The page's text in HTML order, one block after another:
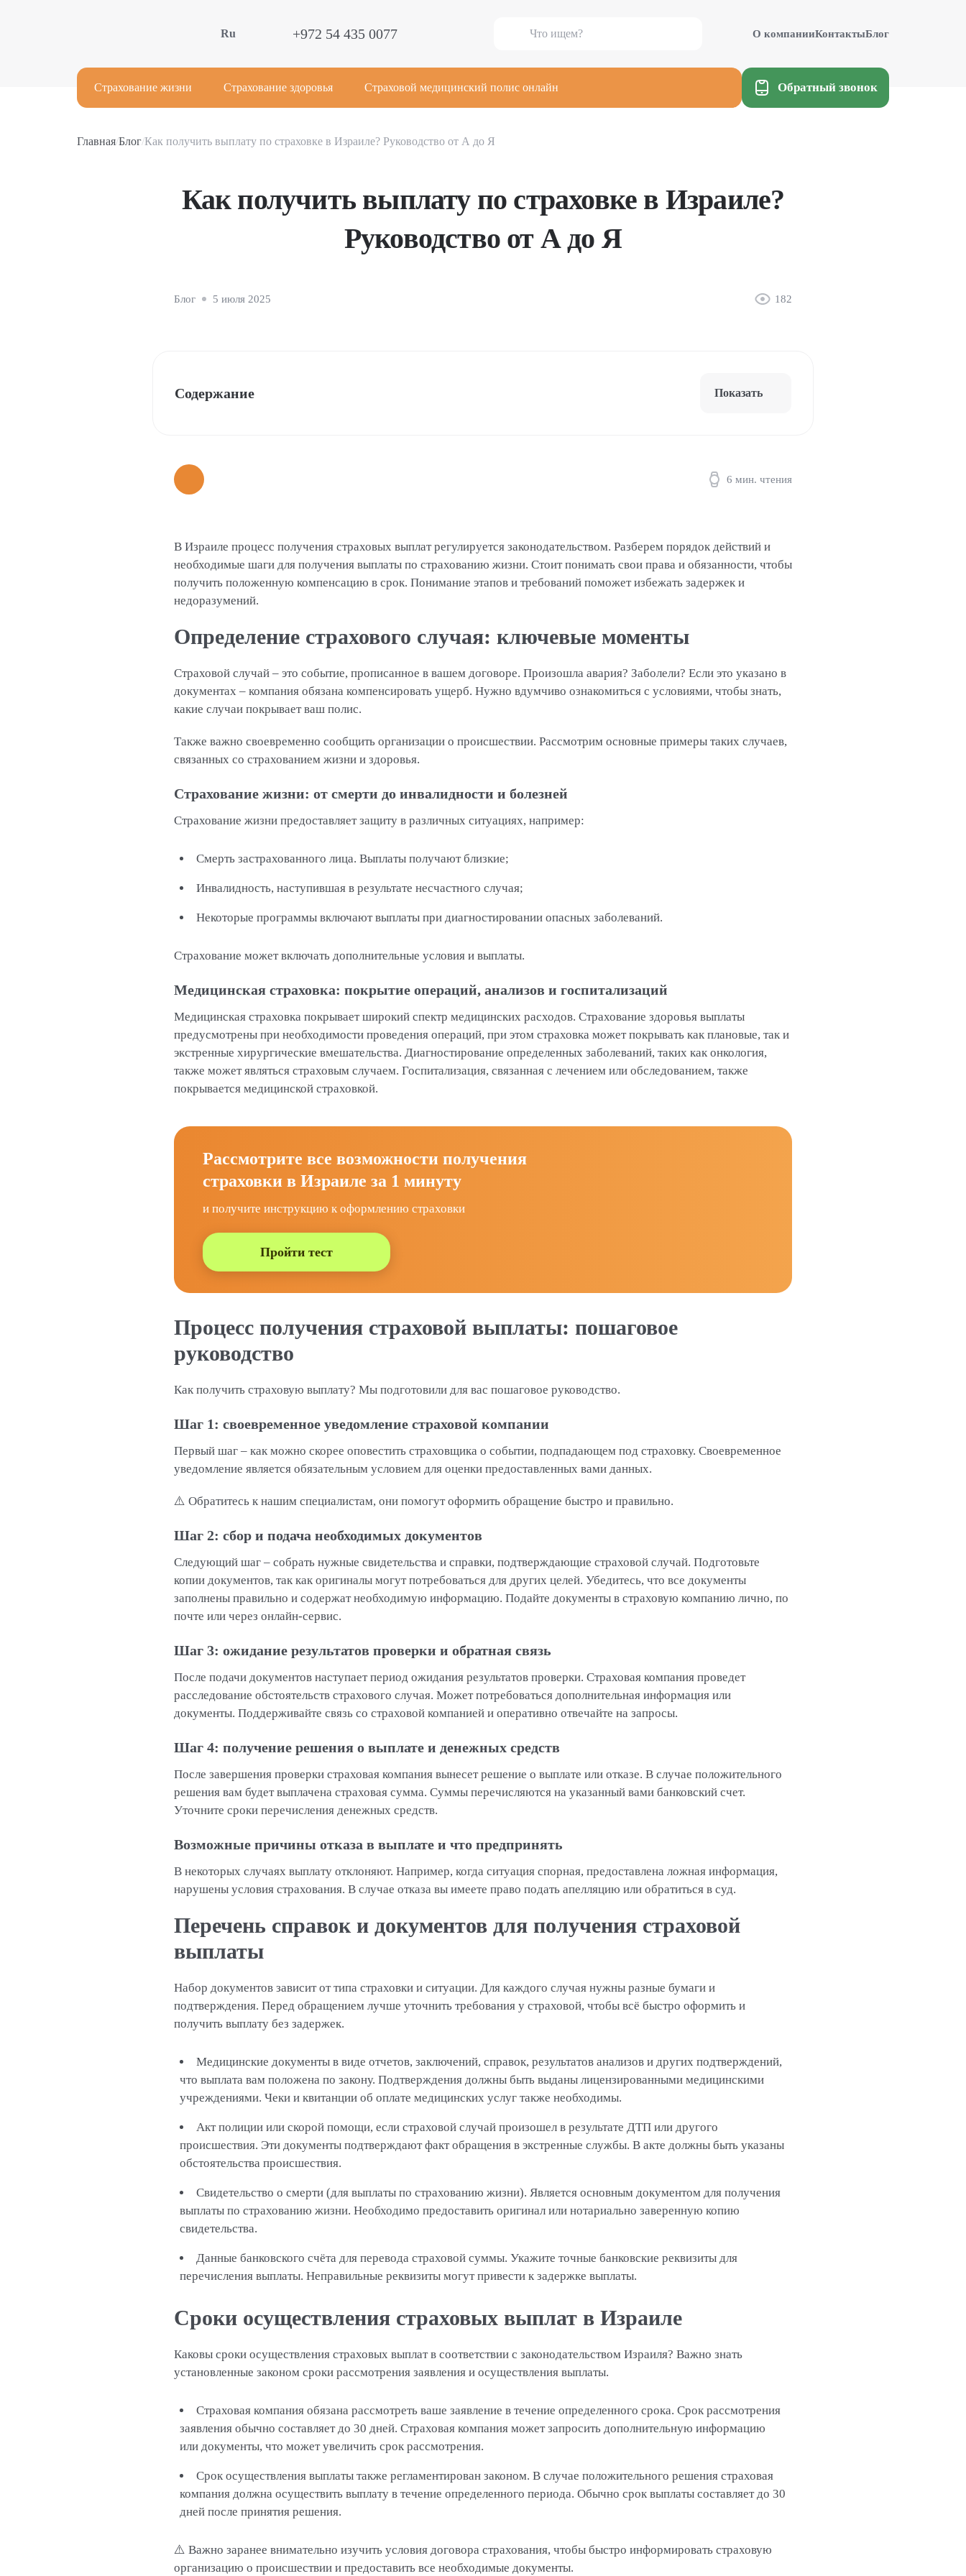
Ru +972 54 435 0077 О компанииКонтактыБлог
Страхование жизни Страхование здоровья Страховой медицинский полис онлайн Обратный звонок
Главная/Блог/Как получить выплату по страховке в Израиле? Руководство от А до Я
Как получить выплату по страховке в Израиле?
Руководство от А до Я
Блог 5 июля 2025 182
Содержание Показать
6 мин. чтения
В Израиле процесс получения страховых выплат регулируется законодательством. Разберем порядок действий и
необходимые шаги для получения выплаты по страхованию жизни. Стоит понимать свои права и обязанности, чтобы
получить положенную компенсацию в срок. Понимание этапов и требований поможет избежать задержек и
недоразумений.
Определение страхового случая: ключевые моменты
Страховой случай – это событие, прописанное в вашем договоре. Произошла авария? Заболели? Если это указано в
документах – компания обязана компенсировать ущерб. Нужно вдумчиво ознакомиться с условиями, чтобы знать,
какие случаи покрывает ваш полис.
Также важно своевременно сообщить организации о происшествии. Рассмотрим основные примеры таких случаев,
связанных со страхованием жизни и здоровья.
Страхование жизни: от смерти до инвалидности и болезней
Страхование жизни предоставляет защиту в различных ситуациях, например:
Смерть застрахованного лица. Выплаты получают близкие;
Инвалидность, наступившая в результате несчастного случая;
Некоторые программы включают выплаты при диагностировании опасных заболеваний.
Страхование может включать дополнительные условия и выплаты.
Медицинская страховка: покрытие операций, анализов и госпитализаций
Медицинская страховка покрывает широкий спектр медицинских расходов. Страхование здоровья выплаты
предусмотрены при необходимости проведения операций, при этом страховка может покрывать как плановые, так и
экстренные хирургические вмешательства. Диагностирование определенных заболеваний, таких как онкология,
также может являться страховым случаем. Госпитализация, связанная с лечением или обследованием, также
покрывается медицинской страховкой.
Рассмотрите все возможности получения
страховки в Израиле за 1 минуту
и получите инструкцию к оформлению страховки
Пройти тест
Процесс получения страховой выплаты: пошаговое
руководство
Как получить страховую выплату? Мы подготовили для вас пошаговое руководство.
Шаг 1: своевременное уведомление страховой компании
Первый шаг – как можно скорее оповестить страховщика о событии, подпадающем под страховку. Своевременное
уведомление является обязательным условием для оценки предоставленных вами данных.
⚠️ Обратитесь к нашим специалистам, они помогут оформить обращение быстро и правильно.
Шаг 2: сбор и подача необходимых документов
Следующий шаг – собрать нужные свидетельства и справки, подтверждающие страховой случай. Подготовьте
копии документов, так как оригиналы могут потребоваться для других целей. Убедитесь, что все документы
заполнены правильно и содержат необходимую информацию. Подайте документы в страховую компанию лично, по
почте или через онлайн-сервис.
Шаг 3: ожидание результатов проверки и обратная связь
После подачи документов наступает период ожидания результатов проверки. Страховая компания проведет
расследование обстоятельств страхового случая. Может потребоваться дополнительная информация или
документы. Поддерживайте связь со страховой компанией и оперативно отвечайте на запросы.
Шаг 4: получение решения о выплате и денежных средств
После завершения проверки страховая компания вынесет решение о выплате или отказе. В случае положительного
решения вам будет выплачена страховая сумма. Суммы перечисляются на указанный вами банковский счет.
Уточните сроки перечисления денежных средств.
Возможные причины отказа в выплате и что предпринять
В некоторых случаях выплату отклоняют. Например, когда ситуация спорная, предоставлена ложная информация,
нарушены условия страхования. В случае отказа вы имеете право подать апелляцию или обратиться в суд.
Перечень справок и документов для получения страховой
выплаты
Набор документов зависит от типа страховки и ситуации. Для каждого случая нужны разные бумаги и
подтверждения. Перед обращением лучше уточнить требования у страховой, чтобы всё быстро оформить и
получить выплату без задержек.
Медицинские документы в виде отчетов, заключений, справок, результатов анализов и других подтверждений,
что выплата вам положена по закону. Подтверждения должны быть выданы лицензированными медицинскими
учреждениями. Чеки и квитанции об оплате медицинских услуг также необходимы.
Акт полиции или скорой помощи, если страховой случай произошел в результате ДТП или другого
происшествия. Эти документы подтверждают факт обращения в экстренные службы. В акте должны быть указаны
обстоятельства происшествия.
Свидетельство о смерти (для выплаты по страхованию жизни). Является основным документом для получения
выплаты по страхованию жизни. Необходимо предоставить оригинал или нотариально заверенную копию
свидетельства.
Данные банковского счёта для перевода страховой суммы. Укажите точные банковские реквизиты для
перечисления выплаты. Неправильные реквизиты могут привести к задержке выплаты.
Сроки осуществления страховых выплат в Израиле
Каковы сроки осуществления страховых выплат в соответствии с законодательством Израиля? Важно знать
установленные законом сроки рассмотрения заявления и осуществления выплаты.
Страховая компания обязана рассмотреть ваше заявление в течение определенного срока. Срок рассмотрения
заявления обычно составляет до 30 дней. Страховая компания может запросить дополнительную информацию
или документы, что может увеличить срок рассмотрения.
Срок осуществления выплаты также регламентирован законом. В случае положительного решения страховая
компания должна осуществить выплату в течение определенного периода. Обычно срок выплаты составляет до 30
дней после принятия решения.
⚠️ Важно заранее внимательно изучить условия договора страхования, чтобы быстро информировать страховую
организацию о происшествии и предоставить все необходимые документы.